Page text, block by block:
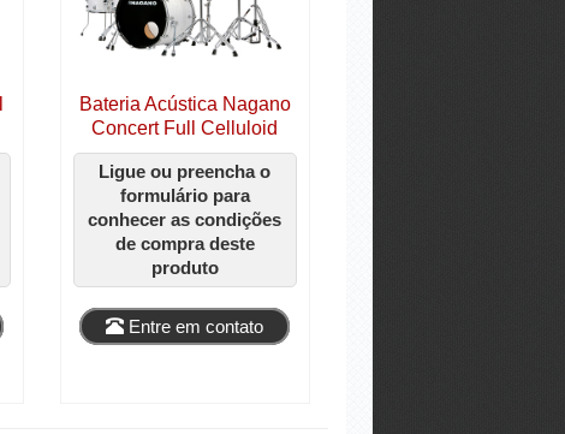
Bateria Acústica Nagano
Concert Full Celluloid
Ligue ou preencha o
formulário para
conhecer as condições
de compra deste
produto
Entre em contato